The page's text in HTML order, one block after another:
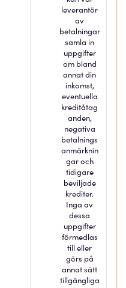
leverantör
av
betalningar
samla in
uppgifter
om bland
annat din
inkomst,
eventuella
kreditåtag
anden,
negativa
betalnings
anmärknin
gar och
tidigare
beviljade
krediter.
Inga av
dessa
uppgifter
förmedlas
till eller
görs på
annat sätt
tillgängliga